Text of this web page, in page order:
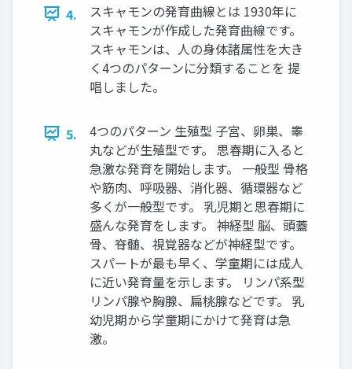
4.
スキャモンの発育曲線とは 1930年に
スキャモンが作成した発育曲線です。
スキャモンは、人の身体諸属性を大き
く4つのパターンに分類することを 提
唱しました。
5.
4つのパターン 生殖型 子宮、卵巣、睾
丸などが生殖型です。 思春期に入ると
急激な発育を開始します。 一般型 骨格
や筋肉、呼吸器、消化器、循環器など
多くが一般型です。 乳児期と思春期に
盛んな発育をします。 神経型 脳、頭蓋
骨、脊髄、視覚器などが神経型です。
スパートが最も早く、学童期には成人
に近い発育量を示します。 リンパ系型
リンパ腺や胸腺、扁桃腺などです。 乳
幼児期から学童期にかけて発育は急
激。